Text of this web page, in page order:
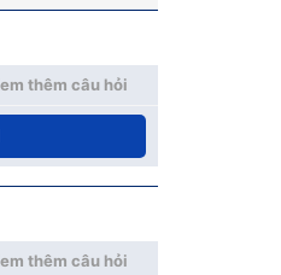
thêm câu hỏi
thêm câu hỏi